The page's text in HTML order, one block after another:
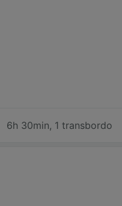
6h 30min, 1 transbordo